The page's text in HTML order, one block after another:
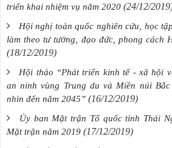
triển khai nhiệm vụ năm 2020 (24/12/
Hội nghị toàn quốc nghiên cứu, học
làm theo tư tưởng, đạo đức, phong cách
(18/12/2019)
Hội thảo “Phát triển kinh tế - xã hội
an ninh vùng Trung du và Miền núi
nhìn đến năm 2045” (16/12/2019)
Ủy ban Mặt trận Tổ quốc tỉnh Thái
Mặt trận năm 2019 (17/12/2019)